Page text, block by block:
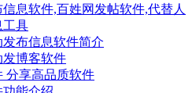
息软件,百姓网发帖软件,代替人
工具
布信息软件简介
博客软件
分享高品质软件